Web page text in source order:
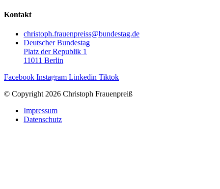
Kontakt
christoph.frauenpreiss@bundestag.de
Deutscher Bundestag
Platz der Republik 1
11011 Berlin
Facebook Instagram Linkedin Tiktok
© Copyright 2026 Christoph Frauenpreiß
Impressum
Datenschutz